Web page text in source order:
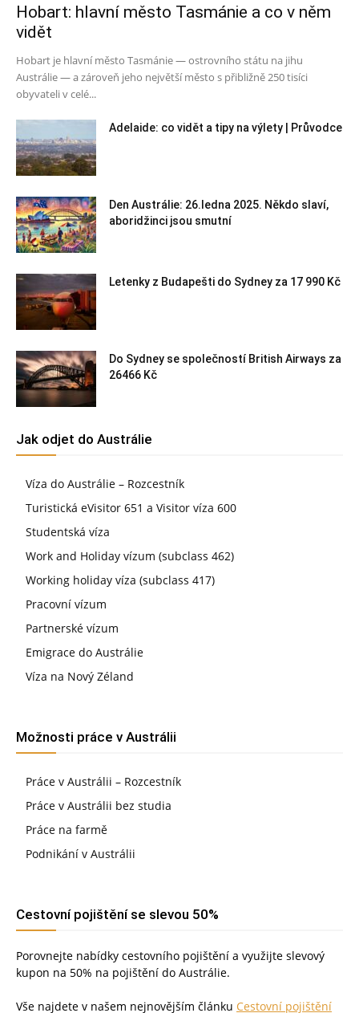
Hobart: hlavní město Tasmánie a co v něm
vidět
Hobart je hlavní město Tasmánie — ostrovního státu na jihu
Austrálie — a zároveň jeho největší město s přibližně 250 tisíci
obyvateli v celé...
Adelaide: co vidět a tipy na výlety | Průvodce
Den Austrálie: 26.ledna 2025. Někdo slaví,
aboridžinci jsou smutní
Letenky z Budapešti do Sydney za 17 990 Kč
Do Sydney se společností British Airways za
26466 Kč
Jak odjet do Austrálie
Víza do Austrálie – Rozcestník
Turistická eVisitor 651 a Visitor víza 600
Studentská víza
Work and Holiday vízum (subclass 462)
Working holiday víza (subclass 417)
Pracovní vízum
Partnerské vízum
Emigrace do Austrálie
Víza na Nový Zéland
Možnosti práce v Austrálii
Práce v Austrálii – Rozcestník
Práce v Austrálii bez studia
Práce na farmě
Podnikání v Austrálii
Cestovní pojištění se slevou 50%
Porovnejte nabídky cestovního pojištění a využijte slevový
kupon na 50% na pojištění do Austrálie.
Vše najdete v našem nejnovějším článku Cestovní pojištění